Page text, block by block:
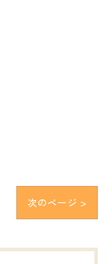
次のページ >